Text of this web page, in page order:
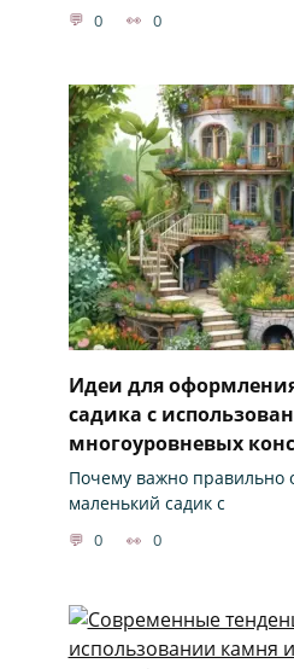
0 0
Идеи для
садика с
многоуровневых
Почему важно правильно
маленький садик с
0 0